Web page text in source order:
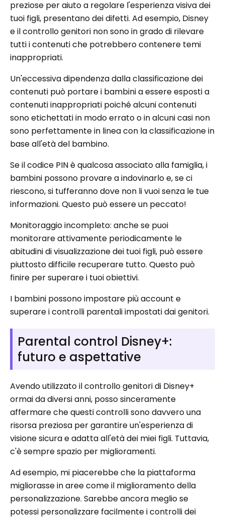
preziose per aiuto a regolare l'esperienza visiva dei
tuoi figli, presentano dei difetti. Ad esempio, Disney
e il controllo genitori non sono in grado di rilevare
tutti i contenuti che potrebbero contenere temi
inappropriati.
Un'eccessiva dipendenza dalla classificazione dei
contenuti può portare i bambini a essere esposti a
contenuti inappropriati poiché alcuni contenuti
sono etichettati in modo errato o in alcuni casi non
sono perfettamente in linea con la classificazione in
base all'età del bambino.
Se il codice PIN è qualcosa associato alla famiglia, i
bambini possono provare a indovinarlo e, se ci
riescono, si tufferanno dove non li vuoi senza le tue
informazioni. Questo può essere un peccato!
Monitoraggio incompleto: anche se puoi
monitorare attivamente periodicamente le
abitudini di visualizzazione dei tuoi figli, può essere
piuttosto difficile recuperare tutto. Questo può
finire per superare i tuoi obiettivi.
I bambini possono impostare più account e
superare i controlli parentali impostati dai genitori.
Parental control Disney+:
futuro e aspettative
Avendo utilizzato il controllo genitori di Disney+
ormai da diversi anni, posso sinceramente
affermare che questi controlli sono davvero una
risorsa preziosa per garantire un'esperienza di
visione sicura e adatta all'età dei miei figli. Tuttavia,
c'è sempre spazio per miglioramenti.
Ad esempio, mi piacerebbe che la piattaforma
migliorasse in aree come il miglioramento della
personalizzazione. Sarebbe ancora meglio se
potessi personalizzare facilmente i controlli dei